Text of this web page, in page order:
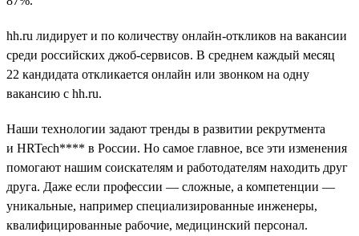
hh.ru лидирует и по количеству онлайн-откликов на вакансии
среди российских джоб-сервисов. В среднем каждый месяц
22 кандидата откликается онлайн или звонком на одну
вакансию с hh.ru.
Наши технологии задают тренды в развитии рекрутмента
и HRTech**** в России. Но самое главное, все эти изменения
помогают нашим соискателям и работодателям находить друг
друга. Даже если профессии — сложные, а компетенции —
уникальные, например специализированные инженеры,
квалифицированные рабочие, медицинский персонал.